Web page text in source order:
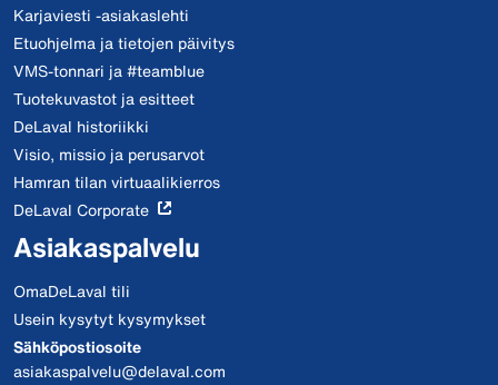
Karjaviesti -asiakaslehti
Etuohjelma ja tietojen päivitys
VMS-tonnari ja #teamblue
Tuotekuvastot ja esitteet
DeLaval historiikki
Visio, missio ja perusarvot
Hamran tilan virtuaalikierros
DeLaval Corporate
Asiakaspalvelu
OmaDeLaval tili
Usein kysytyt kysymykset
Sähköpostiosoite
asiakaspalvelu@delaval.com